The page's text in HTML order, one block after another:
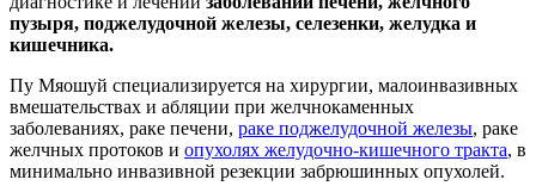
пузыря, поджелудочной железы, селезенки, желудка и
кишечника.
Пу Мяошуй специализируется на хирургии, малоинвазивных
вмешательствах и абляции при желчнокаменных
заболеваниях, раке печени, раке поджелудочной железы, раке
желчных протоков и опухолях желудочно-кишечного тракта, в
минимально инвазивной резекции забрюшинных опухолей.